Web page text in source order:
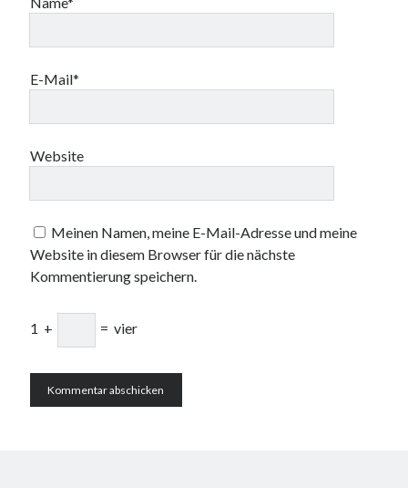
E-Mail*
Website
Meinen Namen, meine E-Mail-Adresse und meine
Website in diesem Browser für die nächste
Kommentierung speichern.
1 + = vier